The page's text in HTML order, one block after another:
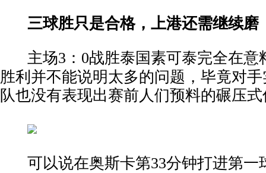
三球胜只是合格，上港还需继续磨
主场3：0战胜泰国素可泰完全在意
胜利并不能说明太多的问题，毕竟对
队也没有表现出赛前人们预料的碾压
可以说在奥斯卡第33分钟打进第一